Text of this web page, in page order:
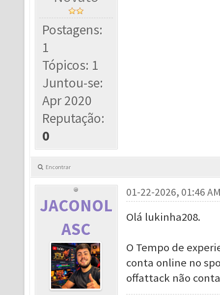
Postagens:
1
Tópicos: 1
Juntou-se:
Apr 2020
Reputação:
0
Encontrar
JACONOL
ASC
01-22-2026, 01:46
Olá lukinha208.
O Tempo de
conta online no
offattack não